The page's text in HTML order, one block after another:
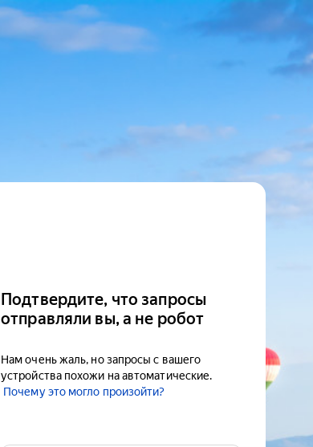
Подтвердите, что запросы
отправляли вы, а не робот
Нам очень жаль, но запросы с вашего
устройства похожи на автоматические.
Почему это могло произойти?